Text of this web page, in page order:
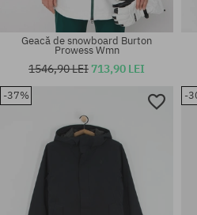
Mărimi existente:
Geacă de snowboard Burton
Prowess Wmn
1546,90 LEI 713,90 LEI
-37% -